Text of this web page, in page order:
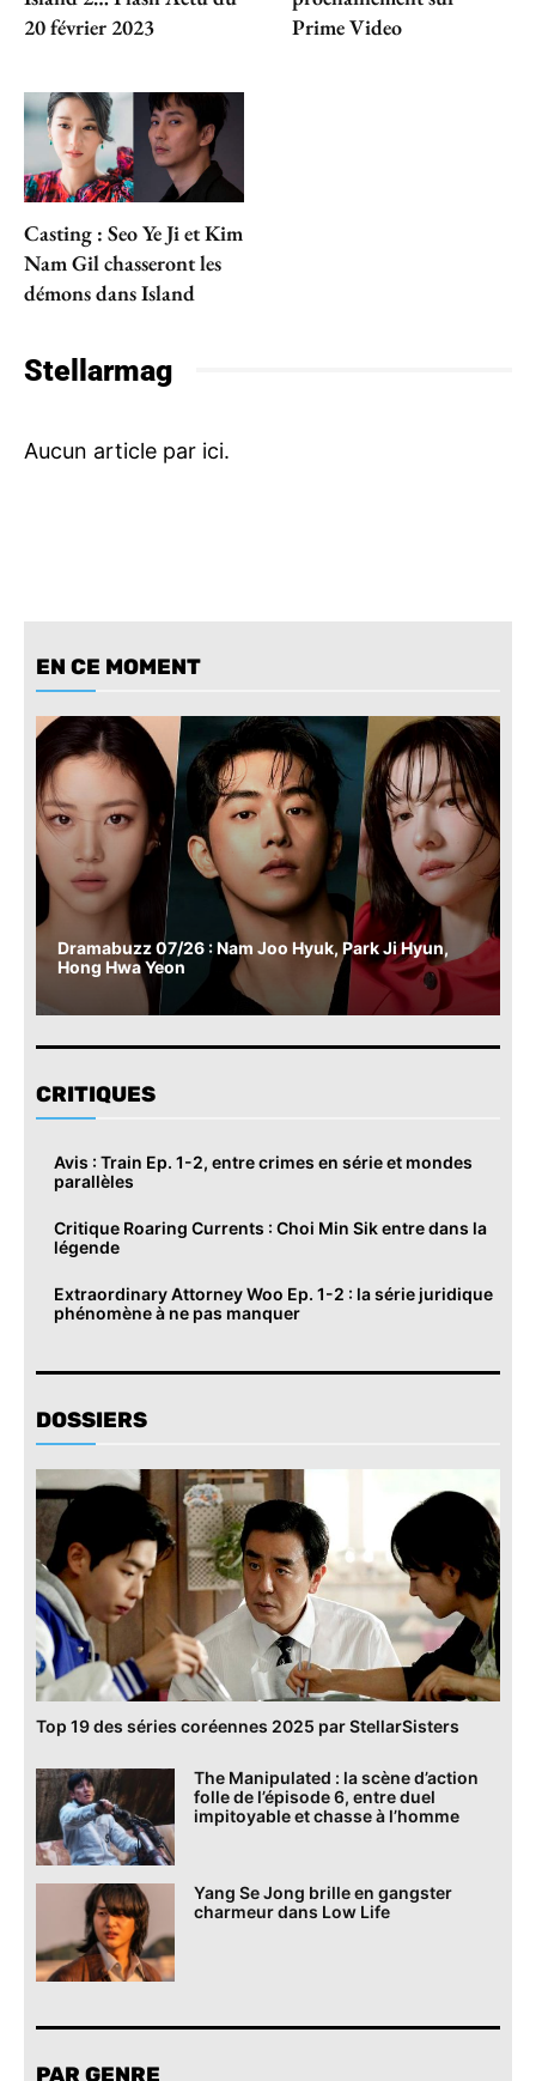
20 février 2023
Prime Video
Casting : Seo Ye Ji et Kim
Nam Gil chasseront les
démons dans Island
Stellarmag
EN CE MOMENT
Dramabuzz 07/26 : Nam Joo Hyuk, Park Ji Hyun,
Hong Hwa Yeon
CRITIQUES
Avis : Train Ep. 1-2, entre crimes en série et mondes
parallèles
Critique Roaring Currents : Choi Min Sik entre dans la
légende
Extraordinary Attorney Woo Ep. 1-2 : la série juridique
phénomène à ne pas manquer
DOSSIERS
Top 19 des séries coréennes 2025 par StellarSisters
The Manipulated : la scène d’action
folle de l’épisode 6, entre duel
impitoyable et chasse à l’homme
Yang Se Jong brille en gangster
charmeur dans Low Life
PAR GENRE